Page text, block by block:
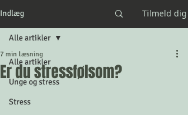
Indlæg Tilmeld dig
Alle artikler
Unge og stress
Stress
Alle artikler
Er du stressfølsom?
7 min læsning